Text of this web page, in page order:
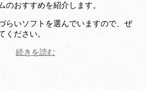
のおすすめを紹介します。
らいソフトを選んでいますので、ぜ
ください。
続きを読む